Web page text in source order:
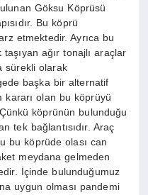
Göksu Köprüsü
Bu köprü
etmektedir. Ayrıca bu
ağır tonajlı araçlar
sürekli olarak
başka bir alternatif
kararı olan bu köprüyü
köprünün bulunduğu
tek bağlantısıdır. Araç
bu köprüde olası can
meydana gelmeden
İçinde bulunduğumuz
uygun olması pandemi